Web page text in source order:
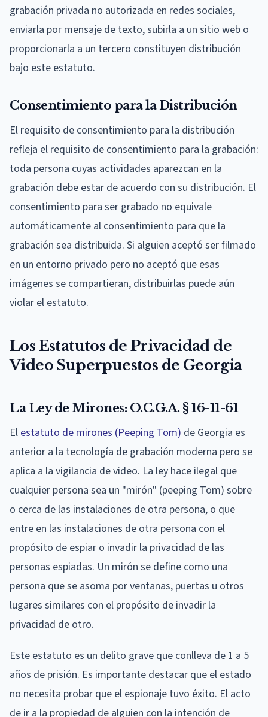
grabación privada no autorizada en redes sociales,
enviarla por mensaje de texto, subirla a un sitio web o
proporcionarla a un tercero constituyen distribución
bajo este estatuto.
Consentimiento para la Distribución
El requisito de consentimiento para la distribución
refleja el requisito de consentimiento para la grabación:
toda persona cuyas actividades aparezcan en la
grabación debe estar de acuerdo con su distribución. El
consentimiento para ser grabado no equivale
automáticamente al consentimiento para que la
grabación sea distribuida. Si alguien aceptó ser filmado
en un entorno privado pero no aceptó que esas
imágenes se compartieran, distribuirlas puede aún
violar el estatuto.
Los Estatutos de Privacidad de
Video Superpuestos de Georgia
La Ley de Mirones: O.C.G.A. § 16-11-61
Elestatuto de mirones (Peeping Tom) de Georgia es
anterior a la tecnología de grabación moderna pero se
aplica a la vigilancia de video. La ley hace ilegal que
cualquier persona sea un "mirón" (peeping Tom) sobre
o cerca de las instalaciones de otra persona, o que
entre en las instalaciones de otra persona con el
propósito de espiar o invadir la privacidad de las
personas espiadas. Un mirón se define como una
persona que se asoma por ventanas, puertas u otros
lugares similares con el propósito de invadir la
privacidad de otro.
Este estatuto es un delito grave que conlleva de 1 a 5
años de prisión. Es importante destacar que el estado
no necesita probar que el espionaje tuvo éxito. El acto
de ir a la propiedad de alguien con la intención de